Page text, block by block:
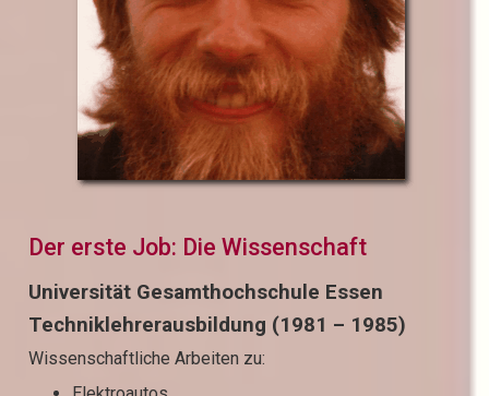
Der erste Job: Die Wissenschaft
Universität Gesamthochschule Essen
Techniklehrerausbildung (1981 – 1985)
Wissenschaftliche Arbeiten zu: